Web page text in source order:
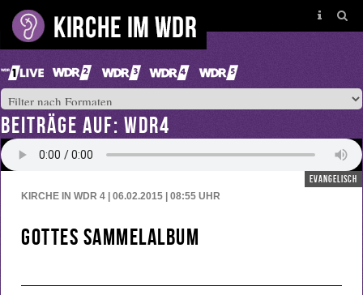
BEITRÄGE AUF: WDR4
evangelisch
KIRCHE IN WDR 4 | 06.02.2015 | 08:55 UHR
Gottes Sammelalbum